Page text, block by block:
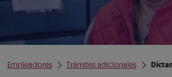
Empleadores Trámites adicionales